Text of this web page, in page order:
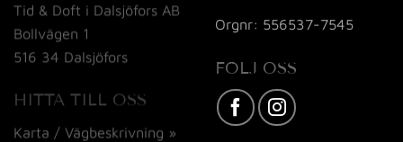
Tid & Doft i Dalsjöfors AB
Bollvägen 1
516 34 Dalsjöfors
HITTA TILL OSS
Karta / Vägbeskrivning »
Orgnr: 556537-7545
FÖLJ OSS